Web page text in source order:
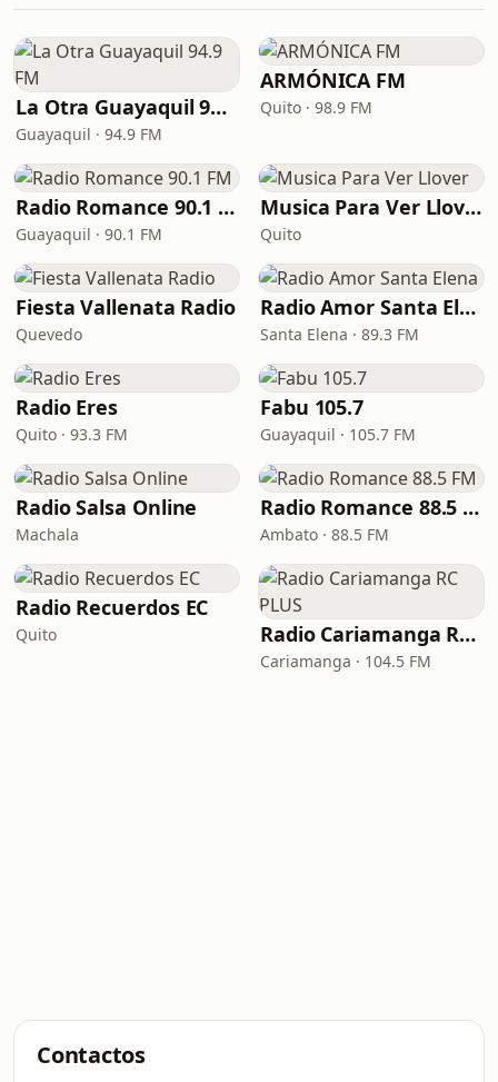
La Otra Guayaquil 94.9 FM
Guayaquil · 94.9 FM
ARMÓNICA FM
Quito · 98.9 FM
Radio Romance 90.1 FM
Guayaquil · 90.1 FM
Musica Para Ver Llover
Quito
Fiesta Vallenata Radio
Quevedo
Radio Amor Santa Elena
Santa Elena · 89.3 FM
Radio Eres
Quito · 93.3 FM
Fabu 105.7
Guayaquil · 105.7 FM
Radio Salsa Online
Machala
Radio Romance 88.5 FM
Ambato · 88.5 FM
Radio Recuerdos EC
Quito Radio Cariamanga RC PLUS
Cariamanga · 104.5 FM
Contactos